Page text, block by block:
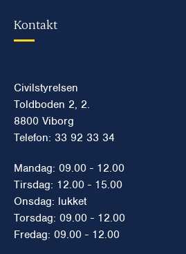
Kontakt
Civilstyrelsen
Toldboden 2, 2.
8800 Viborg
Telefon: 33 92 33 34
Mandag: 09.00 - 12.00
Tirsdag: 12.00 - 15.00
Onsdag: lukket
Torsdag: 09.00 - 12.00
Fredag: 09.00 - 12.00